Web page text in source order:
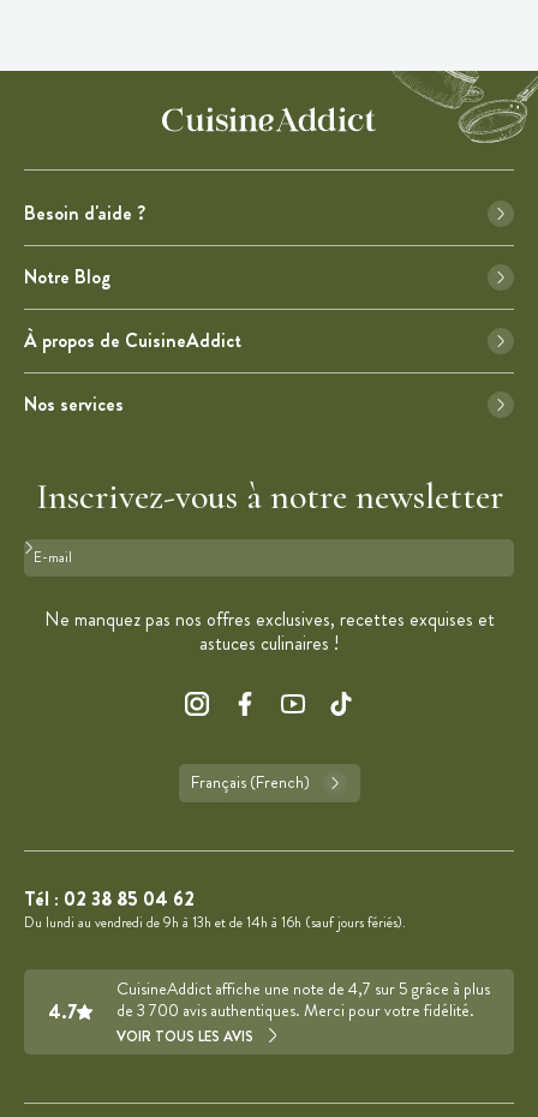
Besoin d'aide ?
Notre Blog
À propos de CuisineAddict
Nos services
Inscrivez-vous à notre newsletter
Format : adresse@email.com
Ne manquez pas nos offres exclusives, recettes exquises et
astuces culinaires !
Français (French)
Tél : 02 38 85 04 62
Du lundi au vendredi de 9h à 13h et de 14h à 16h (sauf jours fériés).
4.7
CuisineAddict affiche une note de 4,7 sur 5 grâce à plus
de 3 700 avis authentiques. Merci pour votre fidélité.
VOIR TOUS LES AVIS